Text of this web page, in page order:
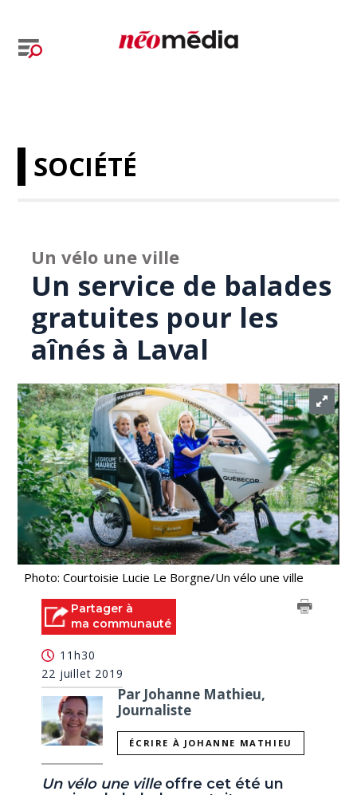
SOCIÉTÉ
Un vélo une ville
Un service de balades
gratuites pour les
aînés à Laval
Photo: Courtoisie Lucie Le Borgne/Un vélo une ville
Partager à
ma communauté
11h30
22 juillet 2019
Par Johanne Mathieu,
Journaliste
ÉCRIRE À JOHANNE MATHIEU
Un vélo une villeoffre cet été un